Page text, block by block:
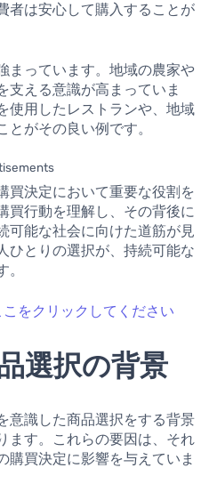
者は安心して購入することが
まっています。地域の農家や
支える意識が高まっていま
使用したレストランや、地域
がその良い例です。
買決定において重要な役割を
買行動を理解し、その背後に
可能な社会に向けた道筋が見
ひとりの選択が、持続可能な
をクリックしてください
選択の背景
意識した商品選択をする背景
ます。これらの要因は、それ
購買決定に影響を与えていま